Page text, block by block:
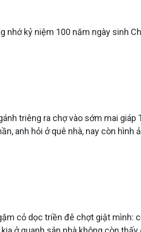
nhớ kỷ niệm 100 năm ngày sinh
triêng ra chợ vào sớm mai giáp
anh hỏi ở quê nhà, nay còn hình
cỏ dọc triền đê chợt giật mình: